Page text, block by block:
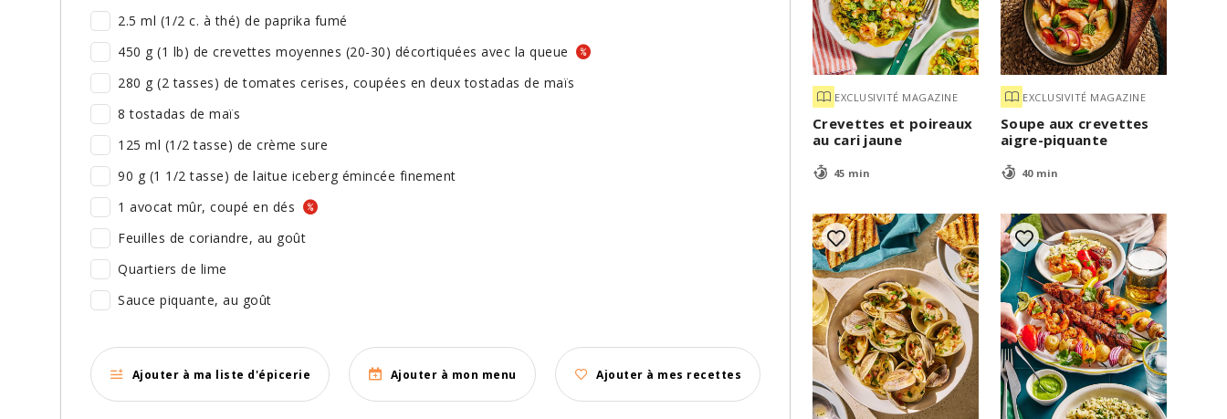
EXCLUSIVITÉ MAGAZINE
Crevettes et poireaux
au cari jaune
45 min
EXCLUSIVITÉ MAGAZINE
Soupe aux crevettes
aigre-piquante
40 min
2.5 ml (1/2 c. à thé) de paprika fumé
450 g (1 lb) de crevettes moyennes (20-30) décortiquées avec la queue
280 g (2 tasses) de tomates cerises, coupées en deux tostadas de maïs
8 tostadas de maïs
125 ml (1/2 tasse) de crème sure
90 g (1 1/2 tasse) de laitue iceberg émincée finement
1 avocat mûr, coupé en dés
Feuilles de coriandre, au goût
Quartiers de lime
Sauce piquante, au goût
Ajouter à ma liste d'épicerie Ajouter à mon menu Ajouter à mes recettes